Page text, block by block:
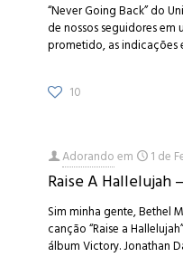
“Never Going Back” do
de nossos seguidores
prometido, as indicações
10
Adorandoem 1 de
Raise A Hallelujah
Sim minha gente, Bethel
canção “Raise a
álbum Victory. Jonathan